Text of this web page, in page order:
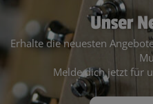
Unser
Erhalte die neuesten
Melde dich jetzt für